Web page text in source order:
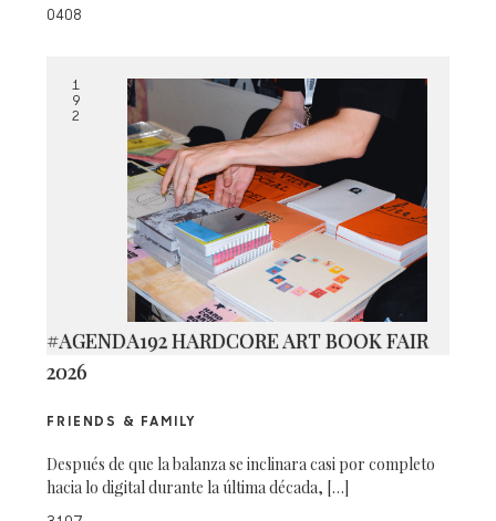
0408
1
9
2
#AGENDA192 HARDCORE ART BOOK FAIR
2026
FRIENDS & FAMILY
Después de que la balanza se inclinara casi por completo
hacia lo digital durante la última década, […]